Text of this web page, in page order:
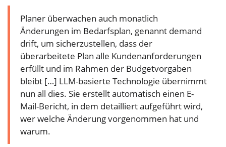
Planer überwachen auch monatlich
Änderungen im Bedarfsplan, genannt demand
drift, um sicherzustellen, dass der
überarbeitete Plan alle Kundenanforderungen
erfüllt und im Rahmen der Budgetvorgaben
bleibt […] LLM-basierte Technologie übernimmt
nun all dies. Sie erstellt automatisch einen E-
Mail-Bericht, in dem detailliert aufgeführt wird,
wer welche Änderung vorgenommen hat und
warum.